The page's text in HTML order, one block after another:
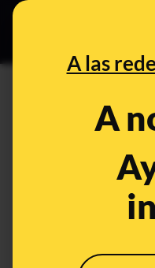
A las
A
El bulo
Oct 25, 2023,